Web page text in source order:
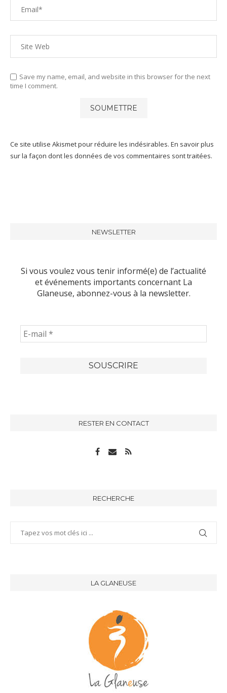
Save my name, email, and website in this browser for the next
time I comment.
Ce site utilise Akismet pour réduire les indésirables. En savoir plus
sur la façon dont les données de vos commentaires sont traitées.
NEWSLETTER
Si vous voulez vous tenir informé(e) de l’actualité
et événements importants concernant La
Glaneuse, abonnez-vous à la newsletter.
RESTER EN CONTACT
RECHERCHE
LA GLANEUSE